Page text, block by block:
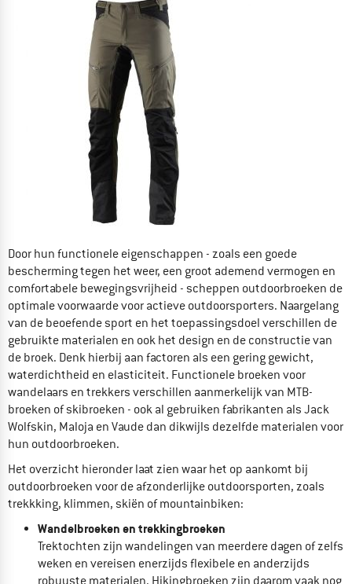
Door hun functionele eigenschappen - zoals een goede
bescherming tegen het weer, een groot ademend vermogen en
comfortabele bewegingsvrijheid - scheppen outdoorbroeken de
optimale voorwaarde voor actieve outdoorsporters. Naargelang
van de beoefende sport en het toepassingsdoel verschillen de
gebruikte materialen en ook het design en de constructie van
de broek. Denk hierbij aan factoren als een gering gewicht,
waterdichtheid en elasticiteit. Functionele broeken voor
wandelaars en trekkers verschillen aanmerkelijk van MTB-
broeken of skibroeken - ook al gebruiken fabrikanten als Jack
Wolfskin, Maloja en Vaude dan dikwijls dezelfde materialen voor
hun outdoorbroeken.
Het overzicht hieronder laat zien waar het op aankomt bij
outdoorbroeken voor de afzonderlijke outdoorsporten, zoals
trekkking, klimmen, skiën of mountainbiken:
Wandelbroeken en trekkingbroeken
Trektochten zijn wandelingen van meerdere dagen of zelfs
weken en vereisen enerzijds flexibele en anderzijds
robuuste materialen. Hikingbroeken zijn daarom vaak nog